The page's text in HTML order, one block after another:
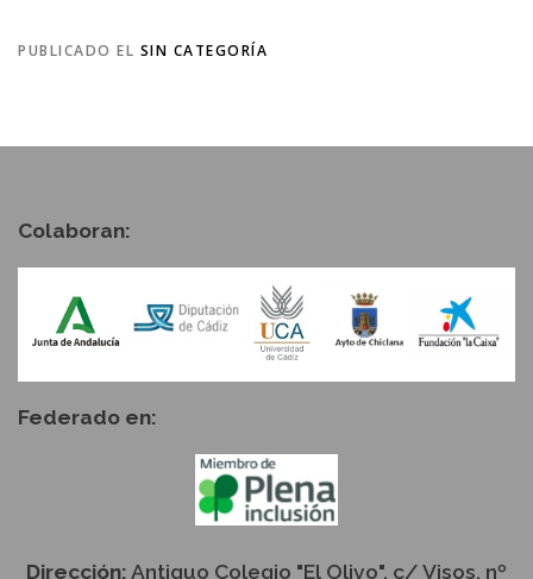
PUBLICADO EL SIN CATEGORÍA
Colaboran:
Federado en:
Dirección: Antiguo Colegio "El Olivo", c/ Visos, nº